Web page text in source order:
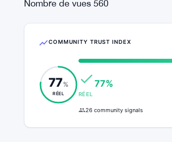
de faire preuve de prudence, en
et les tendances du marché. Avec
informé et prendre des décisions
toujours changeant des actifs
Nombre de vues 560